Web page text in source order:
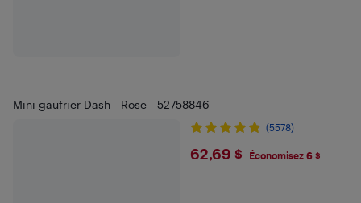
Mini gaufrier Dash - Rose - 52758846
(5578)
$62.69
62,69 $ Économisez 6 $